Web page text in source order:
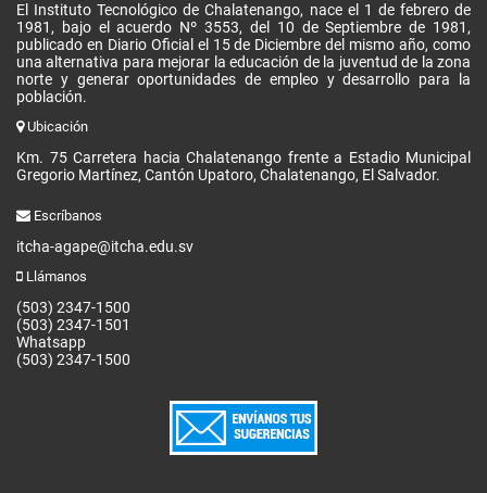
El Instituto Tecnológico de Chalatenango, nace el 1 de febrero de
1981, bajo el acuerdo Nº 3553, del 10 de Septiembre de 1981,
publicado en Diario Oficial el 15 de Diciembre del mismo año, como
una alternativa para mejorar la educación de la juventud de la zona
norte y generar oportunidades de empleo y desarrollo para la
población.
Ubicación
Km. 75 Carretera hacia Chalatenango frente a Estadio Municipal
Gregorio Martínez, Cantón Upatoro, Chalatenango, El Salvador.
Escríbanos
itcha-agape@itcha.edu.sv
Llámanos
(503) 2347-1500
(503) 2347-1501
Whatsapp
(503) 2347-1500